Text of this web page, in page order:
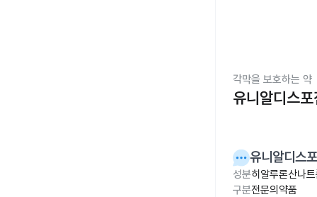
각막을 보호하는 약
유니알디스
유니알디스
성분히알루론산나
구분전문의약품